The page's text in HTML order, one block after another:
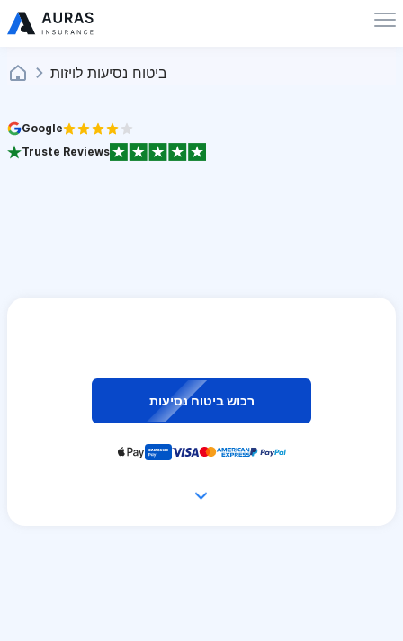
ביטוח נסיעות לויזות
Google
Truste Reviews
רכוש ביטוח נסיעות